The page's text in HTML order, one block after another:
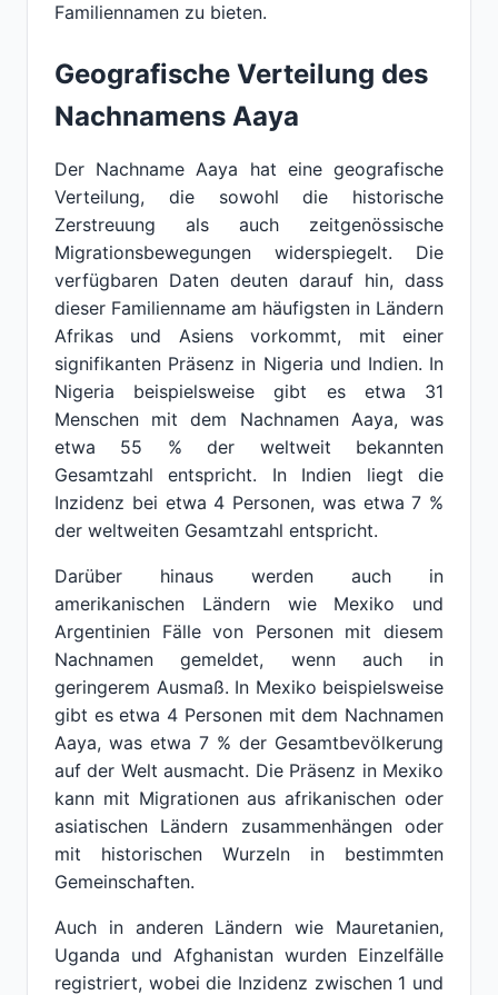
Familiennamen zu bieten.
Geografische Verteilung des
Nachnamens Aaya
Der Nachname Aaya hat eine geografische
Verteilung, die sowohl die historische
Zerstreuung als auch zeitgenössische
Migrationsbewegungen widerspiegelt. Die
verfügbaren Daten deuten darauf hin, dass
dieser Familienname am häufigsten in Ländern
Afrikas und Asiens vorkommt, mit einer
signifikanten Präsenz in Nigeria und Indien. In
Nigeria beispielsweise gibt es etwa 31
Menschen mit dem Nachnamen Aaya, was
etwa 55 % der weltweit bekannten
Gesamtzahl entspricht. In Indien liegt die
Inzidenz bei etwa 4 Personen, was etwa 7 %
der weltweiten Gesamtzahl entspricht.
Darüber hinaus werden auch in
amerikanischen Ländern wie Mexiko und
Argentinien Fälle von Personen mit diesem
Nachnamen gemeldet, wenn auch in
geringerem Ausmaß. In Mexiko beispielsweise
gibt es etwa 4 Personen mit dem Nachnamen
Aaya, was etwa 7 % der Gesamtbevölkerung
auf der Welt ausmacht. Die Präsenz in Mexiko
kann mit Migrationen aus afrikanischen oder
asiatischen Ländern zusammenhängen oder
mit historischen Wurzeln in bestimmten
Gemeinschaften.
Auch in anderen Ländern wie Mauretanien,
Uganda und Afghanistan wurden Einzelfälle
registriert, wobei die Inzidenz zwischen 1 und